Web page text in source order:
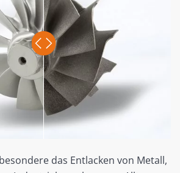
das Entlacken von Metall,